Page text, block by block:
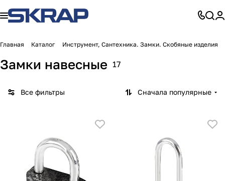
Главная Каталог Инструмент, Сантехника. Замки. Скобяные изделия
Замки навесные 17
Все фильтры Сначала популярные